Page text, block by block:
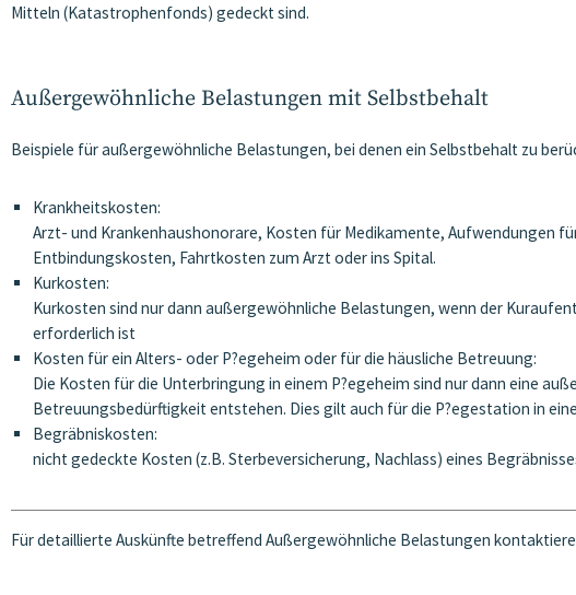
Mitteln (Katastrophenfonds) gedeckt sind.
Außergewöhnliche Belastungen mit Selbstbehalt
Beispiele für außergewöhnliche Belastungen, bei denen ein Selbstbehalt zu
Krankheitskosten:
Arzt- und Krankenhaushonorare, Kosten für Medikamente, Aufwendungen
Entbindungskosten, Fahrtkosten zum Arzt oder ins Spital.
Kurkosten:
Kurkosten sind nur dann außergewöhnliche Belastungen, wenn der
erforderlich ist
Kosten für ein Alters- oder P?egeheim oder für die häusliche Betreuung:
Die Kosten für die Unterbringung in einem P?egeheim sind nur dann eine
Betreuungsbedürftigkeit entstehen. Dies gilt auch für die P?egestation in
Begräbniskosten:
nicht gedeckte Kosten (z.B. Sterbeversicherung, Nachlass) eines
Für detaillierte Auskünfte betreffend Außergewöhnliche Belastungen